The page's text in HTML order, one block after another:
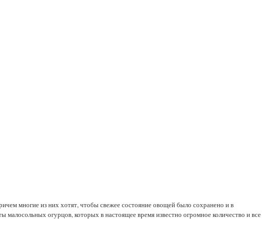
многие из них хотят, чтобы свежее состояние овощей было сохранено и в
малосольных огурцов, которых в настоящее время известно огромное количество и все